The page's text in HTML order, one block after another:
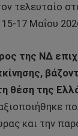
τελευταίο
15-17 Μαΐου
της ΝΔ
θέση της
και την